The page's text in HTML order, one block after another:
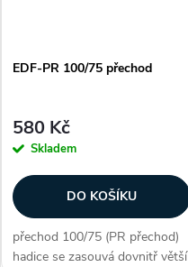
EDF-PR 100/75 přechod
580 Kč
Skladem
DO KOŠÍKU
přechod 100/75 (PR přechod)
hadice se zasouvá dovnitř větší